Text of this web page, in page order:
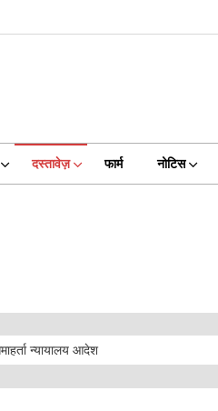
दस्तावेज़ फार्म नोटिस